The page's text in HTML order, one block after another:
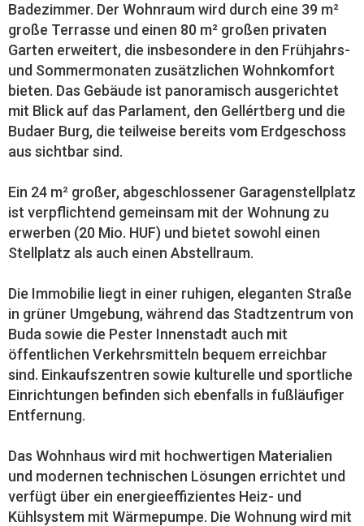
Badezimmer. Der Wohnraum wird durch eine 39 m²
große Terrasse und einen 80 m² großen privaten
Garten erweitert, die insbesondere in den Frühjahrs-
und Sommermonaten zusätzlichen Wohnkomfort
bieten. Das Gebäude ist panoramisch ausgerichtet
mit Blick auf das Parlament, den Gellértberg und die
Budaer Burg, die teilweise bereits vom Erdgeschoss
aus sichtbar sind.
Ein 24 m² großer, abgeschlossener Garagenstellplatz
ist verpflichtend gemeinsam mit der Wohnung zu
erwerben (20 Mio. HUF) und bietet sowohl einen
Stellplatz als auch einen Abstellraum.
Die Immobilie liegt in einer ruhigen, eleganten Straße
in grüner Umgebung, während das Stadtzentrum von
Buda sowie die Pester Innenstadt auch mit
öffentlichen Verkehrsmitteln bequem erreichbar
sind. Einkaufszentren sowie kulturelle und sportliche
Einrichtungen befinden sich ebenfalls in fußläufiger
Entfernung.
Das Wohnhaus wird mit hochwertigen Materialien
und modernen technischen Lösungen errichtet und
verfügt über ein energieeffizientes Heiz- und
Kühlsystem mit Wärmepumpe. Die Wohnung wird mit